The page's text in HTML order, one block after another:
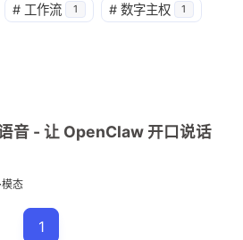
TTS2 Tailnet
# 工作流 1 # 数字主权 1
音 - 让 OpenClaw 开口说话
态
1